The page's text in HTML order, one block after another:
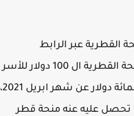
غزة، اون لاين صرف المنحة القطرية عبر الرابط
المخصصة لصرف المنحة والتي اعلنت عنه وزارة الاتصالات و تكنولوجيا المعلومات في قطاع غزة، المنحة القطرية ال 100 دولار للأسر
الفقيرة في قطاع غزة وموعد صرف المنحة وخطوات الاستعلام واسماء المستفيدين من منحة قطر المائة دولار عن شهر ابريل 2021،
تحصل عليه عنه منحة قطر